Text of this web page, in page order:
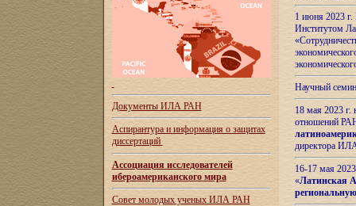
Документы ИЛА РАН
Аспирантура и информация о защитах
диссертаций
Ассоциация исследователей
ибероамериканского мира
Совет молодых ученых ИЛА РАН
1 июня 2023
Институтом
Научный
18 мая 2023
отношений
директора
16-17 мая
«Латинская